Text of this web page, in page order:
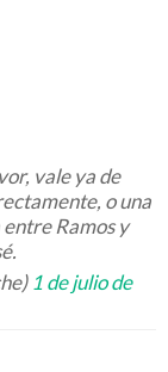
vale ya de
o una
Ramos y
1 de julio de